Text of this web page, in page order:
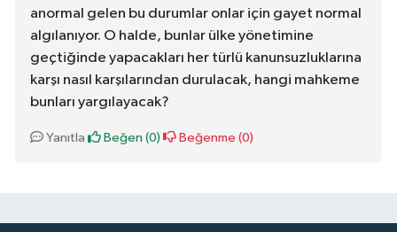
anormal gelen bu durumlar onlar için gayet normal
algılanıyor. O halde, bunlar ülke yönetimine
geçtiğinde yapacakları her türlü kanunsuzluklarına
karşı nasıl karşılarından durulacak, hangi mahkeme
bunları yargılayacak?
Yanıtla Beğen (0) Beğenme (0)